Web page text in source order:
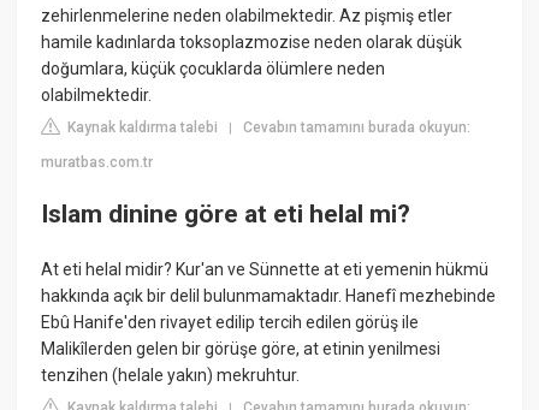
zehirlenmelerine neden olabilmektedir. Az pişmiş etler
hamile kadınlarda toksoplazmozise neden olarak düşük
doğumlara, küçük çocuklarda ölümlere neden
olabilmektedir.
Kaynak kaldırma talebi |Cevabın tamamını burada okuyun:
muratbas.com.tr
Islam dinine göre at eti helal mi?
At eti helal midir? Kur'an ve Sünnette at eti yemenin hükmü
hakkında açık bir delil bulunmamaktadır. Hanefî mezhebinde
Ebû Hanife'den rivayet edilip tercih edilen görüş ile
Malikîlerden gelen bir görüşe göre, at etinin yenilmesi
tenzihen (helale yakın) mekruhtur.